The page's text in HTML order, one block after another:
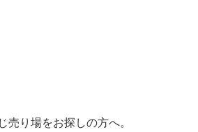
売り場をお探しの方へ。